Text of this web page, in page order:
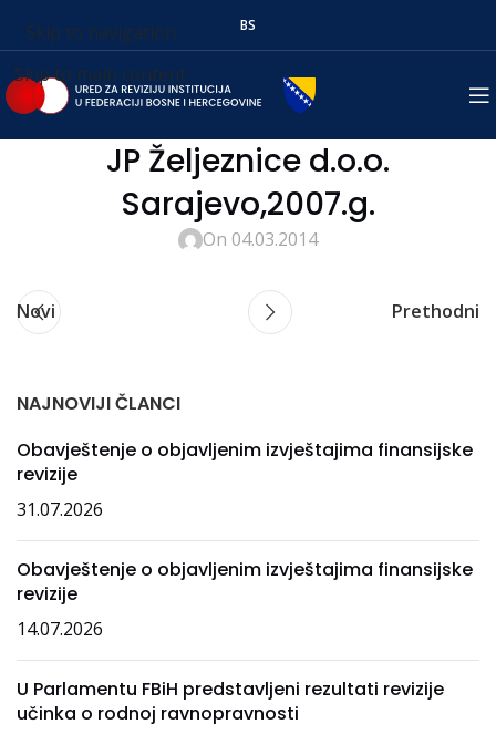
Skip to navigation
Skip to main content
BS
JP Željeznice d.o.o.
Sarajevo,2007.g.
On 04.03.2014
Novi Prethodni
NAJNOVIJI ČLANCI
Obavještenje o objavljenim izvještajima finansijske
revizije
31.07.2026
Obavještenje o objavljenim izvještajima finansijske
revizije
14.07.2026
U Parlamentu FBiH predstavljeni rezultati revizije
učinka o rodnoj ravnopravnosti